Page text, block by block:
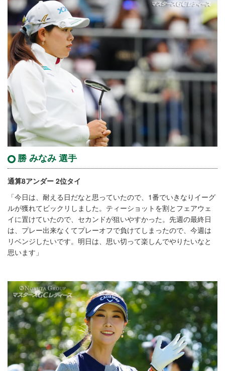
勝 みなみ 選手
通算8アンダー 2位タイ
「今日は、耐える日だなと思っていたので、1番でいきなりイーグ
ルが獲れてビックリしました。ティーショットを割とフェアウェ
イに置けていたので、セカンドが狙いやすかった。先週の最終日
は、プレー出来なくてプレーオフで負けてしまったので、今週は
リベンジしたいです。明日は、思い切って楽しんでやりたいなと
思います」